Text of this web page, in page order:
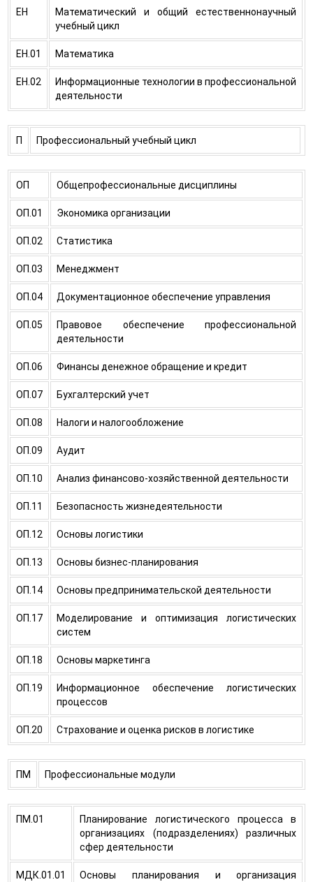
ЕН
Математический и общий естественнонаучный
учебный цикл
ЕН.01 Математика
ЕН.02
Информационные технологии в профессиональной
деятельности
П Профессиональный учебный цикл
ОП Общепрофессиональные дисциплины
ОП.01 Экономика организации
ОП.02 Статистика
ОП.03 Менеджмент
ОП.04 Документационное обеспечение управления
ОП.05
Правовое обеспечение профессиональной
деятельности
ОП.06 Финансы денежное обращение и кредит
ОП.07 Бухгалтерский учет
ОП.08 Налоги и налогообложение
ОП.09 Аудит
ОП.10 Анализ финансово-хозяйственной деятельности
ОП.11 Безопасность жизнедеятельности
ОП.12 Основы логистики
ОП.13 Основы бизнес-планирования
ОП.14 Основы предпринимательской деятельности
ОП.17
Моделирование и оптимизация логистических
систем
ОП.18 Основы маркетинга
ОП.19
Информационное обеспечение логистических
процессов
ОП.20 Страхование и оценка рисков в логистике
ПМ Профессиональные модули
ПМ.01
Планирование логистического процесса в
организациях (подразделениях) различных
сфер деятельности
МДК.01.01
Основы планирования и организация